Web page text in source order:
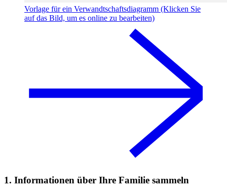
Vorlage für ein Verwandtschaftsdiagramm (Klicken Sie
auf das Bild, um es online zu bearbeiten)
1. Informationen über Ihre Familie sammeln